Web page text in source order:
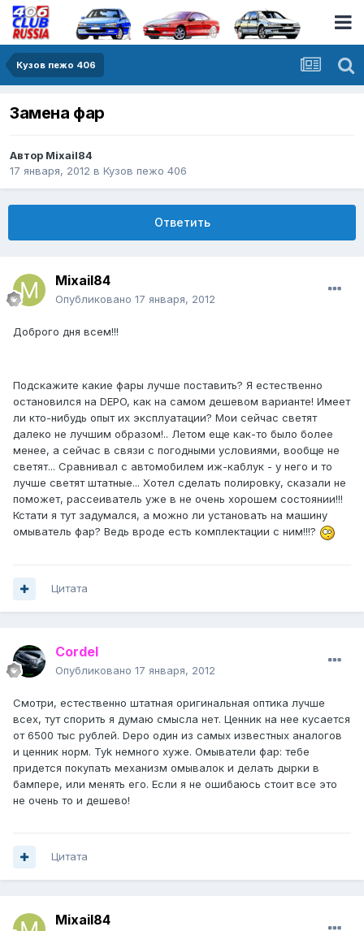
Кузов пежо 406
Замена фар
Автор Mixail84
17 января, 2012 в Кузов пежо 406
Ответить
Mixail84
Опубликовано 17 января, 2012
Доброго дня всем!!!
Подскажите какие фары лучше поставить? Я естественно
остановился на DEPO, как на самом дешевом варианте! Имеет
ли кто-нибудь опыт их эксплуатации? Мои сейчас светят
далеко не лучшим образом!.. Летом еще как-то было более
менее, а сейчас в связи с погодными условиями, вообще не
светят... Сравнивал с автомобилем иж-каблук - у него и то
лучше светят штатные... Хотел сделать полировку, сказали не
поможет, рассеиватель уже в не очень хорошем состоянии!!!
Кстати я тут задумался, а можно ли установать на машину
омыватель фар? Ведь вроде есть комплектации с ним!!!?
Цитата
Cordel
Опубликовано 17 января, 2012
Смотри, естественно штатная оригинальная оптика лучше
всех, тут спорить я думаю смысла нет. Ценник на нее кусается
от 6500 тыс рублей. Depo один из самых известных аналогов
и ценник норм. Tyk немного хуже. Омыватели фар: тебе
придется покупать механизм омывалок и делать дырки в
бампере, или менять его. Если я не ошибаюсь стоит все это
не очень то и дешево!
Цитата
Mixail84